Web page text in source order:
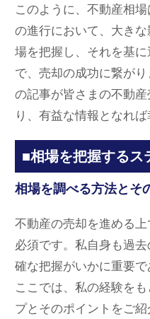
このように、不動産相
の進行において、大き
場を把握し、それを基
で、売却の成功に繋が
の記事が皆さまの不動
り、有益な情報となれば
■相場を把握するス
相場を調べる方法とそ
不動産の売却を進める
必須です。私自身も過
確な把握がいかに重要で
ここでは、私の経験を
プとそのポイントをご紹